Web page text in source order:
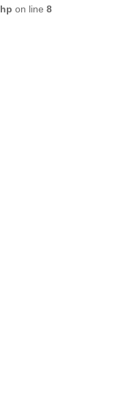
on line 8